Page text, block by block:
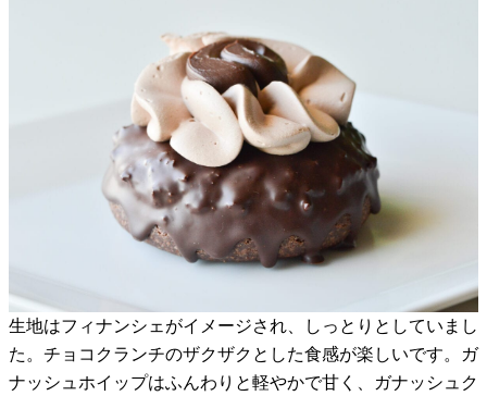
生地はフィナンシェがイメージされ、しっとりとしていまし
た。チョコクランチのザクザクとした食感が楽しいです。ガ
ナッシュホイップはふんわりと軽やかで甘く、ガナッシュク